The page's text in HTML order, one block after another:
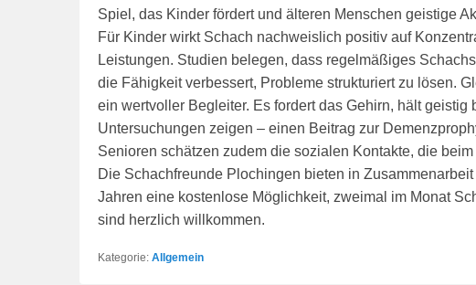
Spiel, das Kinder fördert und älteren Menschen geistige
Für Kinder wirkt Schach nachweislich positiv auf
Leistungen. Studien belegen, dass regelmäßiges
die Fähigkeit verbessert, Probleme strukturiert zu lösen.
ein wertvoller Begleiter. Es fordert das Gehirn, hält
Untersuchungen zeigen – einen Beitrag zur
Senioren schätzen zudem die sozialen Kontakte, die
Die Schachfreunde Plochingen bieten in
Jahren eine kostenlose Möglichkeit, zweimal im Monat
sind herzlich willkommen.
Kategorie: Allgemein